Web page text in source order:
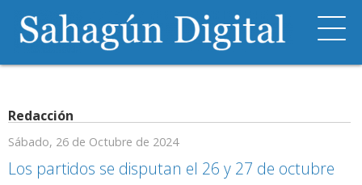
Redacción
Sábado, 26 de Octubre de 2024
Los partidos se disputan el 26 y 27 de octubre